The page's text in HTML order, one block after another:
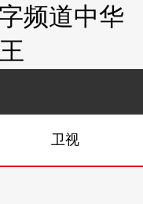
频道中华
卫视